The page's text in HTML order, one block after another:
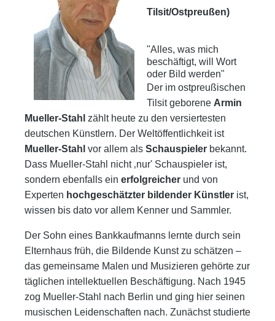
Tilsit/Ostpreußen)
"Alles, was mich
beschäftigt, will Wort
oder Bild werden"
Der im ostpreußischen
Tilsit geborene Armin
Mueller-Stahl zählt heute zu den versiertesten
deutschen Künstlern. Der Weltöffentlichkeit ist
Mueller-Stahl vor allem als Schauspieler bekannt.
Dass Mueller-Stahl nicht ‚nur' Schauspieler ist,
sondern ebenfalls ein erfolgreicher und von
Experten hochgeschätzter bildender Künstler ist,
wissen bis dato vor allem Kenner und Sammler.
Der Sohn eines Bankkaufmanns lernte durch sein
Elternhaus früh, die Bildende Kunst zu schätzen –
das gemeinsame Malen und Musizieren gehörte zur
täglichen intellektuellen Beschäftigung. Nach 1945
zog Mueller-Stahl nach Berlin und ging hier seinen
musischen Leidenschaften nach. Zunächst studierte